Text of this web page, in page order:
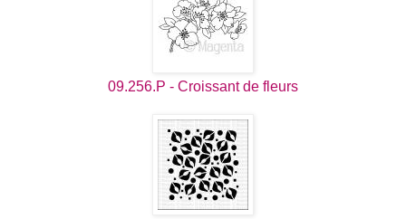
09.256.P - Croissant de fleurs